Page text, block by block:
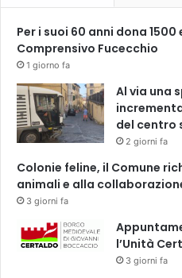
Per i suoi 60 anni dona
Comprensivo Fucecchio
1 giorno fa
Al via una
del centro
2 giorni fa
Colonie feline, il Comune
animali e alla
3 giorni fa
l’Unità
3 giorni fa